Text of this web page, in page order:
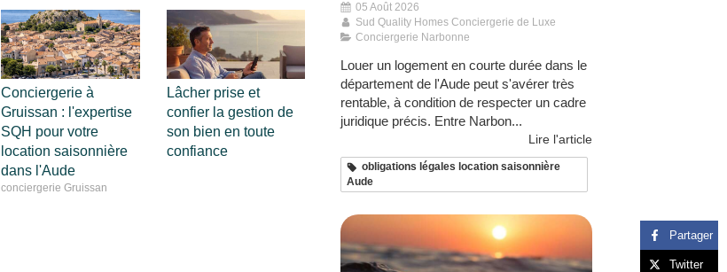
Conciergerie à
Gruissan : l'expertise
SQH pour votre
location saisonnière
dans l'Aude
conciergerie Gruissan
Lâcher prise et
confier la gestion de
son bien en toute
confiance
Partager
Twitter
05 Août 2026
Sud Quality Homes Conciergerie de Luxe
Conciergerie Narbonne
Louer un logement en courte durée dans le
département de l'Aude peut s'avérer très
rentable, à condition de respecter un cadre
juridique précis. Entre Narbon...
Lire l'article
obligations légales location saisonnière
Aude